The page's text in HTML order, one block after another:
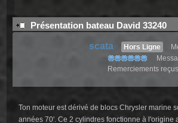
Présentation bateau David 33240
scata Hors Ligne
Remerciements
Ton moteur est dérivé de blocs Chrysler marine
années 70'. Ce 2 cylindres fonctionne à l'origine